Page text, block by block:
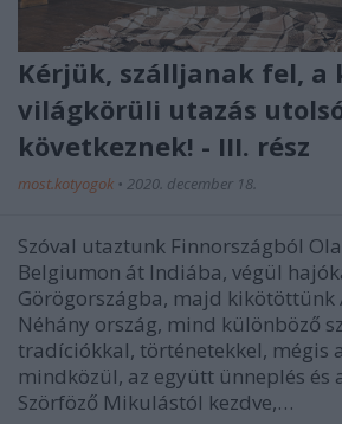
Kérjük, szálljanak fel, a
világkörüli utazás
következnek! - III. rész
most.kotyogok • 2020. december 18.
Szóval utaztunk Finnországból
Belgiumon át Indiába, végül
Görögországba, majd kikötöttünk
Néhány ország, mind különböző
tradíciókkal, történetekkel, mégis
mindközül, az együtt ünneplés és
Szörföző Mikulástól kezdve,…